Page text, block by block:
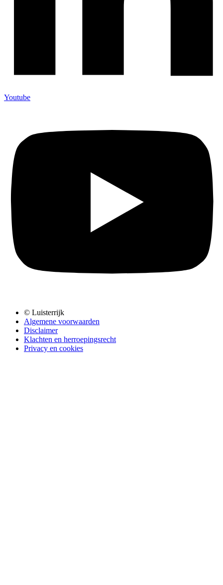
Youtube
© Luisterrijk
Algemene voorwaarden
Disclaimer
Klachten en herroepingsrecht
Privacy en cookies